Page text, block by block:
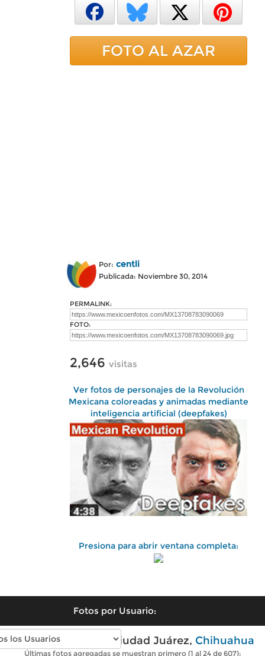
FOTO AL AZAR
Por: centli
Publicada: Noviembre 30, 2014
PERMALINK:
FOTO:
2,646 visitas
Ver fotos de personajes de la Revolución
Mexicana coloreadas y animadas mediante
inteligencia artificial (deepfakes)
Presiona para abrir ventana completa:
Fotos por Usuario:
Fotos antiguas de Ciudad Juárez, Chihuahua
Últimas fotos agregadas se muestran primero (1 al 24 de 607):